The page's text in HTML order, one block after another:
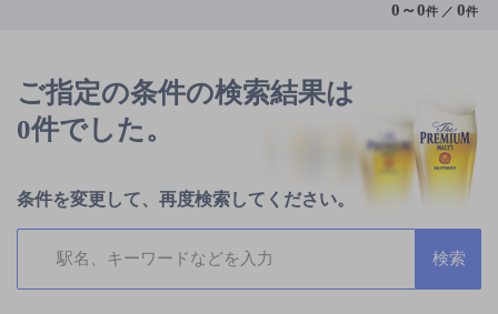
0 ～0件 ／0件
ご指定の条件の検索結果は
0件でした。
条件を変更して、再度検索してください。